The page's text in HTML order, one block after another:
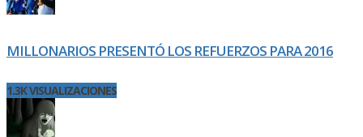
MILLONARIOS PRESENTÓ LOS REFUERZOS PARA 2016
1.3K VISUALIZACIONES